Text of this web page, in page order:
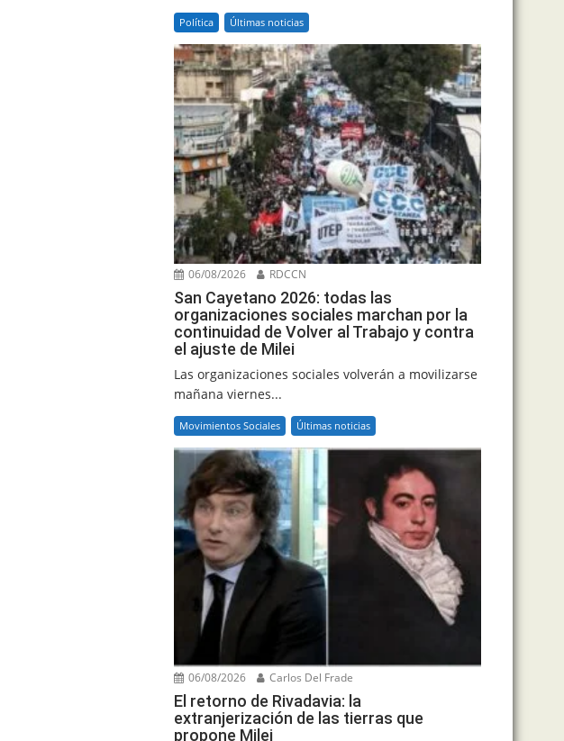
Política Últimas noticias
06/08/2026 RDCCN
San Cayetano 2026: todas las
organizaciones sociales marchan por la
continuidad de Volver al Trabajo y contra
el ajuste de Milei
Las organizaciones sociales volverán a movilizarse
mañana viernes...
Movimientos Sociales Últimas noticias
06/08/2026 Carlos Del Frade
El retorno de Rivadavia: la
extranjerización de las tierras que
propone Milei